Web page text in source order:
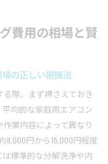
費用の相場と賢
の正しい把握法
際、まず押さえておき
均的な家庭用エアコン
業内容によって異なり
8,000円から15,000円程度
標準的な分解洗浄や内